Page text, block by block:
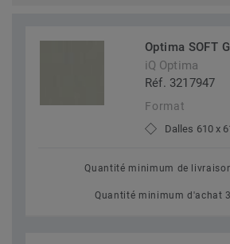
Optima SOFT
iQ Optima
Réf. 3217947
Format
Dalles 610 x
Quantité minimum de
Quantité minimum d'achat